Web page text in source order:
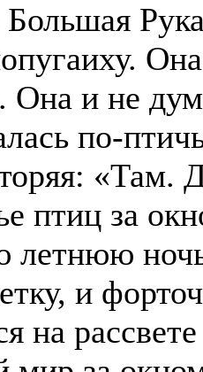
Она и не
по-
птиц за
и
на